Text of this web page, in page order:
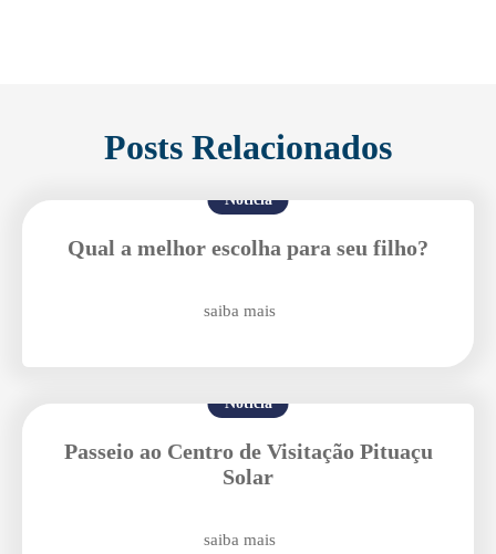
Posts Relacionados
Notícia
Qual a melhor escolha para seu filho?
saiba mais
Notícia
Passeio ao Centro de Visitação Pituaçu
Solar
saiba mais
Agende uma visita